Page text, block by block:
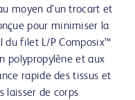
moyen d’un trocart et
pour minimiser la
du filet L/P Composix™
polypropylène et aux
rapide des tissus et
laisser de corps